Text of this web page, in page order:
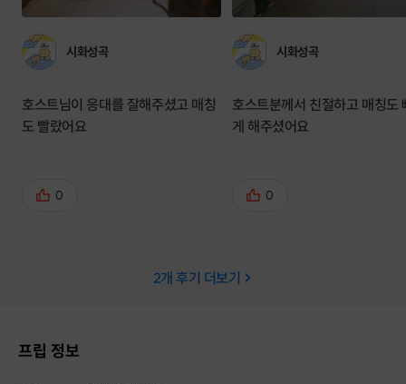
시화성곡
호스트님이 응대를 잘해주셨고 매칭
도 빨랐어요
0
시화성곡
호스트분께서 친절하고 매칭도
게 해주셨어요
0
2개 후기 더보기
프립 정보